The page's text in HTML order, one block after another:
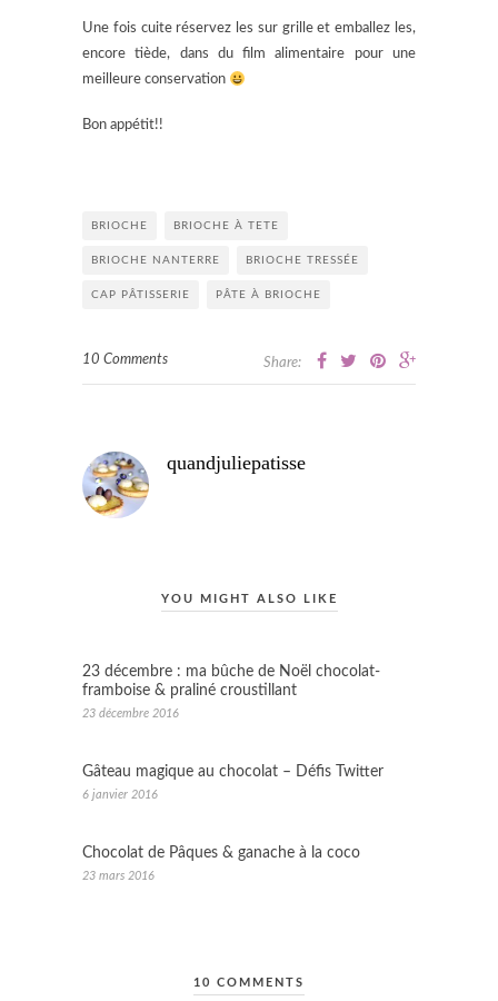
Une fois cuite réservez les sur grille et emballez les,
encore tiède, dans du film alimentaire pour une
meilleure conservation
Bon appétit!!
BRIOCHE BRIOCHE À TETE
BRIOCHE NANTERRE BRIOCHE TRESSÉE
CAP PÂTISSERIE PÂTE À BRIOCHE
10 Comments Share:
quandjuliepatisse
YOU MIGHT ALSO LIKE
23 décembre : ma bûche de Noël chocolat-
framboise & praliné croustillant
23 décembre 2016
Gâteau magique au chocolat – Défis Twitter
6 janvier 2016
Chocolat de Pâques & ganache à la coco
23 mars 2016
10 COMMENTS